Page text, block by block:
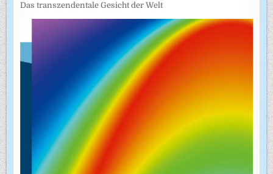
Das transzendentale Gesicht der Welt